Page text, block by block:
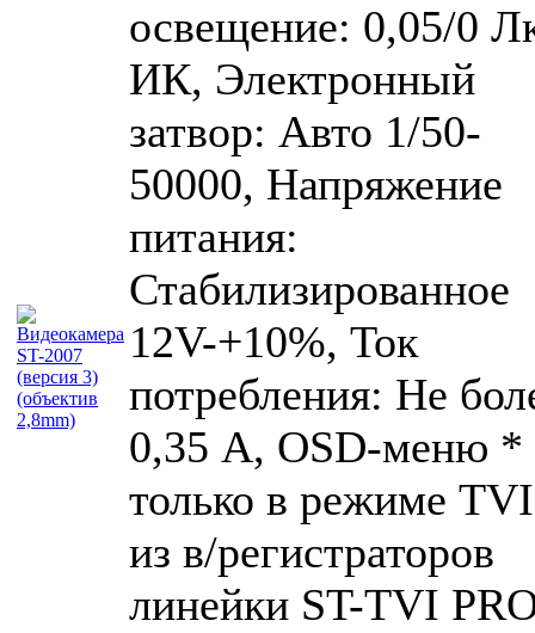
освещение: 0,05/0
ИК, Электронный
затвор: Авто 1/50-
50000, Напряжение
питания:
Стабилизированное
12V-+10%, Ток
потребления: Не
0,35 А, OSD-меню *
только в режиме TVI
из в/регистраторов
линейки ST-TVI